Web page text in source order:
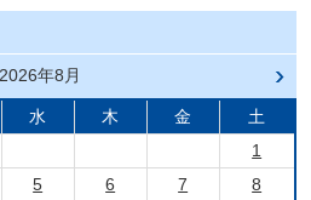
2026年8月
次の
進む
水 木 金
土
1
5 6 7 8